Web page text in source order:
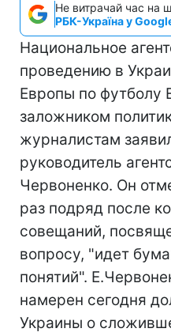
Не витрачай час на
РБК-Україна у
Национальное
проведению в
Европы по футболу
заложником
журналистам
руководитель
Червоненко. Он
раз подряд после
совещаний,
вопросу, "идет
понятий".
намерен сегодня
Украины о